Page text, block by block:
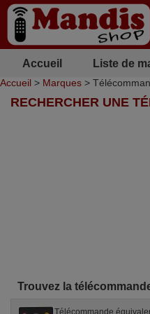
Accueil Liste de
Accueil > Marques >
RECHERCHER UNE
Trouvez la
Télécommande